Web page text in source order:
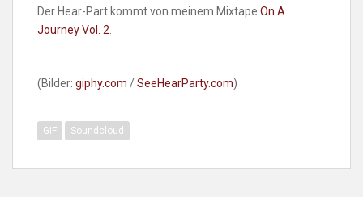
Der Hear-Part kommt von meinem Mixtape On A
Journey Vol. 2
(Bilder: giphy.com /SeeHearParty.com)
GIF Soundcloud